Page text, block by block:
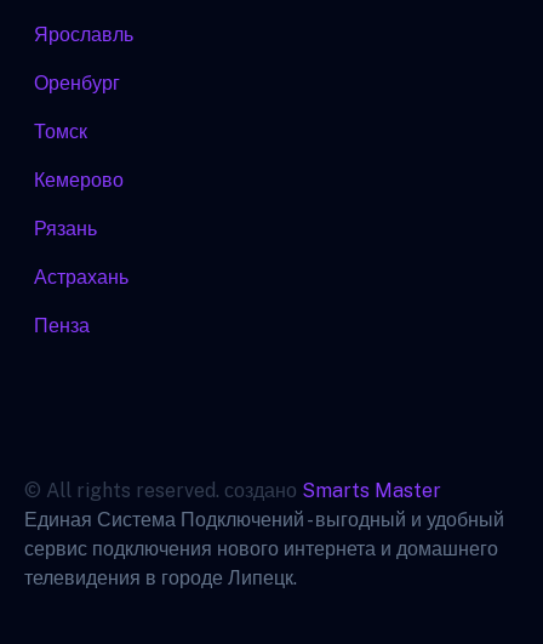
Ярославль
Оренбург
Томск
Кемерово
Рязань
Астрахань
Пенза
© All rights reserved. создано Smarts Master
Единая Система Подключений - выгодный и удобный
сервис подключения нового интернета и домашнего
телевидения в городе Липецк.